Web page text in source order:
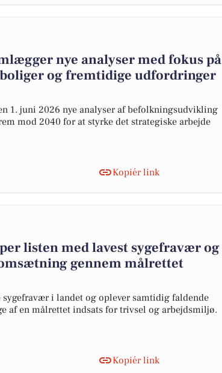
nye analyser med fokus på
og fremtidige udfordringer
1. juni 2026 nye analyser af befolkningsudvikling
mod 2040 for at styrke det strategiske arbejde
Kopiér link
listen med lavest sygefravær og
gennem målrettet
i landet og oplever samtidig faldende
af en målrettet indsats for trivsel og arbejdsmiljø.
Kopiér link